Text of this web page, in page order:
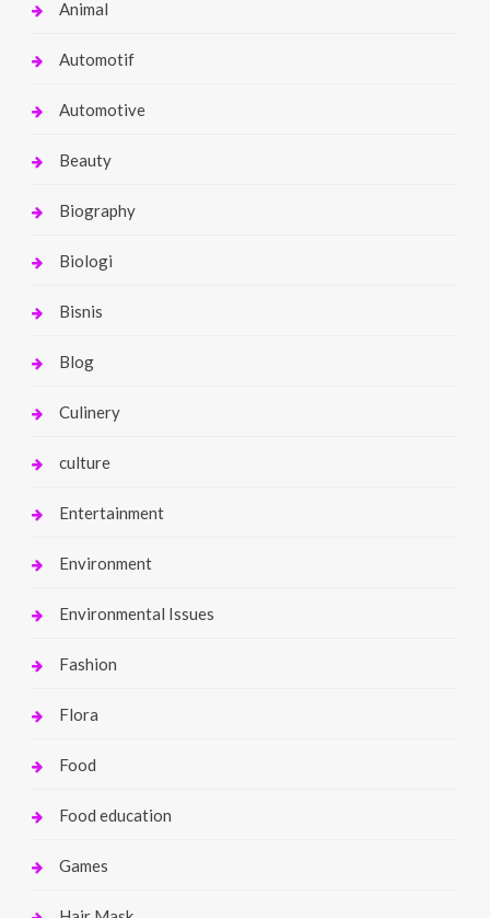
Animal
Automotif
Automotive
Beauty
Biography
Biologi
Bisnis
Blog
Culinery
culture
Entertainment
Environment
Environmental Issues
Fashion
Flora
Food
Food education
Games